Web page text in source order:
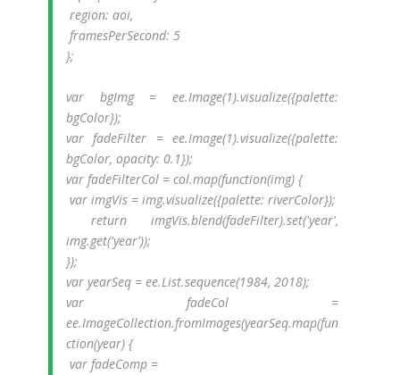
region: aoi,
framesPerSecond: 5
};
var bgImg = ee.Image(1).visualize({palette:
bgColor});
var fadeFilter = ee.Image(1).visualize({palette:
bgColor, opacity: 0.1});
var fadeFilterCol = col.map(function(img) {
var imgVis = img.visualize({palette: riverColor});
return imgVis.blend(fadeFilter).set('year',
img.get('year'));
});
var yearSeq = ee.List.sequence(1984, 2018);
var fadeCol =
ee.ImageCollection.fromImages(yearSeq.map(fun
ction(year) {
var fadeComp =